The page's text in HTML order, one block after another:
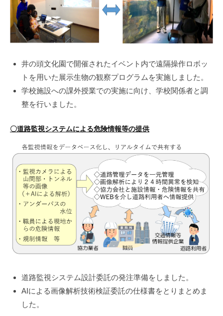
井の頭文化園で開催されたイベント内で遠隔操作ロボッ
トを用いた展示生物の観察プログラムを実施しました。
学校施設への課外授業での実施に向け、学校関係者と調
整を行いました。
〇道路監視システムによる危険情報等の提供
道路監視システム設計委託の発注準備をしました。
AIによる画像解析技術検証委託の仕様書をとりまとめま
した。